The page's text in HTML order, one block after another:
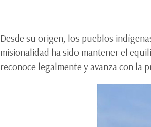
Desde su origen, los pueblos
misionalidad ha sido mantener el
reconoce legalmente y avanza con la